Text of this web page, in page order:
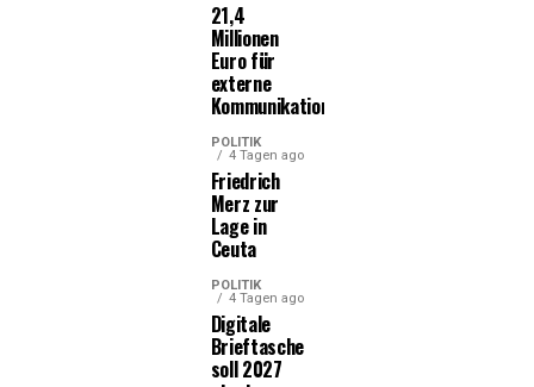
21,4
Millionen
Euro für
externe
Kommunikationsleistungen
POLITIK
4 Tagen ago
Friedrich
Merz zur
Lage in
Ceuta
POLITIK
4 Tagen ago
Digitale
Brieftasche
soll 2027